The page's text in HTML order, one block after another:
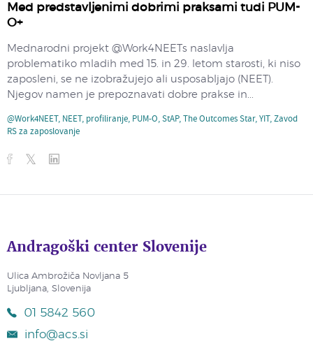
Med predstavljenimi dobrimi praksami tudi PUM-
O+
Mednarodni projekt @Work4NEETs naslavlja
problematiko mladih med 15. in 29. letom starosti, ki niso
zaposleni, se ne izobražujejo ali usposabljajo (NEET).
Njegov namen je prepoznavati dobre prakse in...
@Work4NEET, NEET, profiliranje, PUM-O,StAP,The Outcomes Star,YIT,Zavod
RS za zaposlovanje
Andragoški center Slovenije
Ulica Ambrožiča Novljana 5
Ljubljana, Slovenija
01 5842 560
info@acs.si